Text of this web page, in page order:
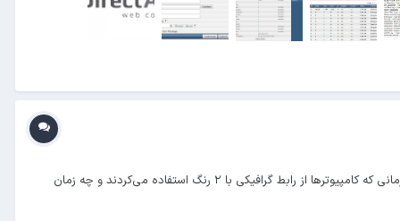
سرور اختصاصی همراه با کارت گرافیک ( گیم سرور) بازی‌های کامپیوتری همواره یکی از قدیمیترین و جذابترین عرصه‌ها در دنیای کامپیوتر ی بوده‌اند چه زمانی که کامپیوترها از رابط گرافیکی با ۲ رنگ استفاده می‌کردند و چه زمان